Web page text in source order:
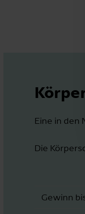
Eine in den
Die
Gewinn